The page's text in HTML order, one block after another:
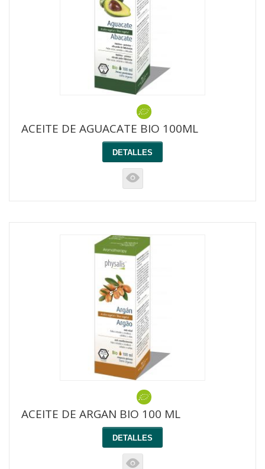
ACEITE DE AGUACATE BIO 100ML
DETALLES
K
ACEITE DE ARGAN BIO 100 ML
DETALLES
K